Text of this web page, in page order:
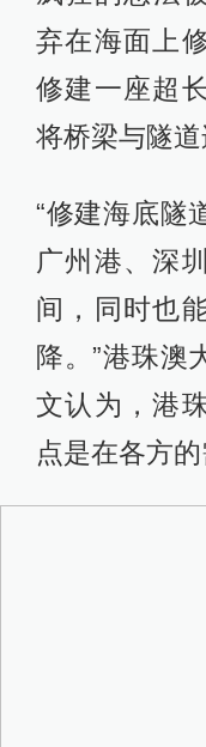
弃在海面上
修建一座超
将桥梁与隧道
“修建海底隧
广州港、深
间，同时也
降。”港珠澳
文认为，港
点是在各方